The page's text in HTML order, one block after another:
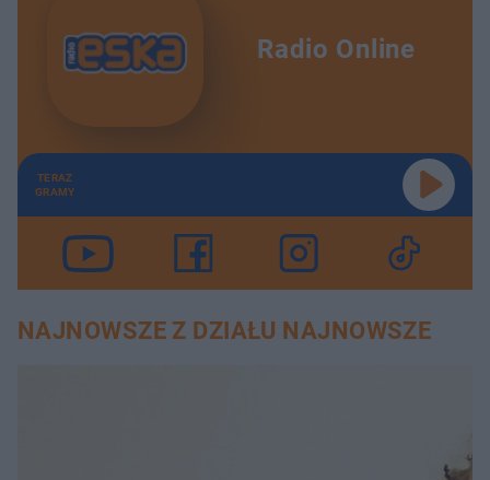
Radio Online
TERAZ
GRAMY
NAJNOWSZE Z DZIAŁU NAJNOWSZE